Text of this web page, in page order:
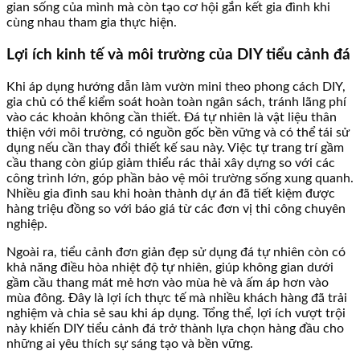
gian sống của mình mà còn tạo cơ hội gắn kết gia đình khi
cùng nhau tham gia thực hiện.
Lợi ích kinh tế và môi trường của DIY tiểu cảnh đá
Khi áp dụng hướng dẫn làm vườn mini theo phong cách DIY,
gia chủ có thể kiểm soát hoàn toàn ngân sách, tránh lãng phí
vào các khoản không cần thiết. Đá tự nhiên là vật liệu thân
thiện với môi trường, có nguồn gốc bền vững và có thể tái sử
dụng nếu cần thay đổi thiết kế sau này. Việc tự trang trí gầm
cầu thang còn giúp giảm thiểu rác thải xây dựng so với các
công trình lớn, góp phần bảo vệ môi trường sống xung quanh.
Nhiều gia đình sau khi hoàn thành dự án đã tiết kiệm được
hàng triệu đồng so với báo giá từ các đơn vị thi công chuyên
nghiệp.
Ngoài ra, tiểu cảnh đơn giản đẹp sử dụng đá tự nhiên còn có
khả năng điều hòa nhiệt độ tự nhiên, giúp không gian dưới
gầm cầu thang mát mẻ hơn vào mùa hè và ấm áp hơn vào
mùa đông. Đây là lợi ích thực tế mà nhiều khách hàng đã trải
nghiệm và chia sẻ sau khi áp dụng. Tổng thể, lợi ích vượt trội
này khiến DIY tiểu cảnh đá trở thành lựa chọn hàng đầu cho
những ai yêu thích sự sáng tạo và bền vững.